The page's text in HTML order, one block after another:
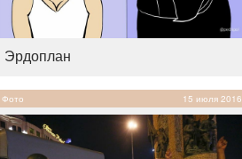
Эрдоплан
Фото 15 июля 2016